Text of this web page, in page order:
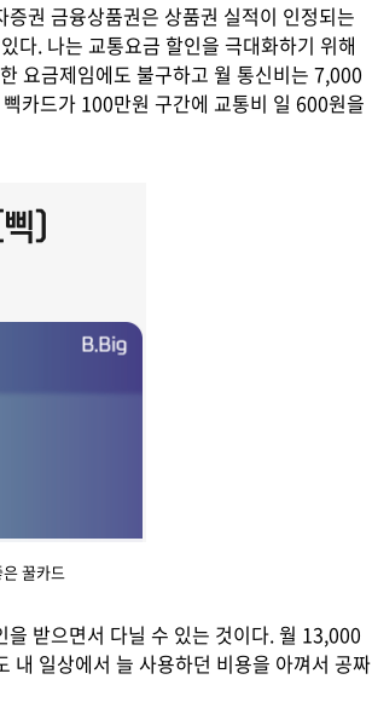
권 금융상품권은 상품권 실적이 인정되는
다. 나는 교통요금 할인을 극대화하기 위해
요금제임에도 불구하고 월 통신비는 7,000
카드가 100만원 구간에 교통비 일 600원을
꿀카드
받으면서 다닐 수 있는 것이다. 월 13,000
내 일상에서 늘 사용하던 비용을 아껴서 공짜